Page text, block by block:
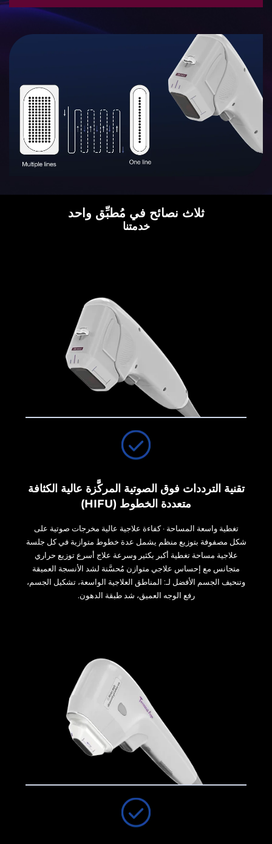
ثلاث نصائح في مُطبِّق واحد
خدمتنا
تقنية الترددات فوق الصوتية المركَّزة عالية الكثافة
متعددة الخطوط (HIFU)
تغطية واسعة المساحة · كفاءة علاجية عالية مخرجات صوتية على
شكل مصفوفة بتوزيع منظم يشمل عدة خطوط متوازية في كل جلسة
علاجية مساحة تغطية أكبر بكثير وسرعة علاج أسرع توزيع حراري
متجانس مع إحساس علاجي متوازن مُحسَّنة لشد الأنسجة العميقة
وتنحيف الجسم الأفضل لـ: المناطق العلاجية الواسعة، تشكيل الجسم،
رفع الوجه العميق، شد طبقة الدهون.